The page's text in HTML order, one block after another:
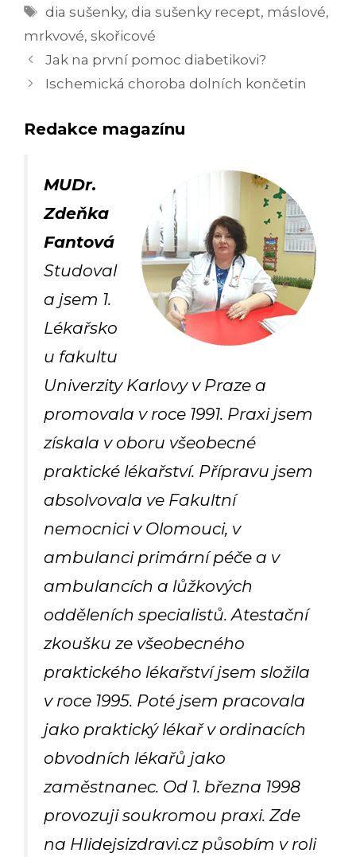
Štítky
dia sušenky,dia sušenky recept, máslové,
mrkvové, skořicové
Navigace
příspěvků
Jak na první pomoc diabetikovi?
Ischemická choroba dolních končetin
Redakce magazínu
MUDr.
Zdeňka
Fantová
Studoval
a jsem 1.
Lékařsko
u fakultu
Univerzity Karlovy v Praze a
promovala v roce 1991. Praxi jsem
získala v oboru všeobecné
praktické lékařství. Přípravu jsem
absolvovala ve Fakultní
nemocnici v Olomouci, v
ambulanci primární péče a v
ambulancích a lůžkových
odděleních specialistů. Atestační
zkoušku ze všeobecného
praktického lékařství jsem složila
v roce 1995. Poté jsem pracovala
jako praktický lékař v ordinacích
obvodních lékařů jako
zaměstnanec. Od 1. března 1998
provozuji soukromou praxi. Zde
na Hlidejsizdravi.cz působím v roli